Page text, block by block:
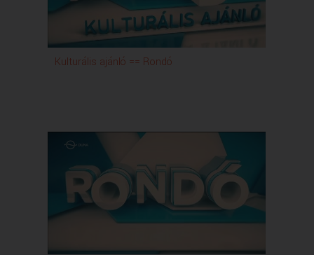
A Magyar Televízióban 1994 januárjától látható a
Rondó nemzetiségi magazinműsora.
A magyarországi nemzetiségek közül a hat kis
létszámú közösség, így a bolgárok, görögök, lengyelek,
ami nem csak az adott nemzetiséget érdekelheti,
hanem a magyar és egyéb nemzetiséghez tartozókat
is. A kulturális ajánlóban igyekszünk minél szélesebb
körben beharangozni eseményeket, újonnan megjelent
könyveket, kiállításokat, koncerteket, egyéb
eseményeket stb., ami szintén szélesebb körben adhat
számot érdeklődésre.
Kulturális ajánló == Rondó